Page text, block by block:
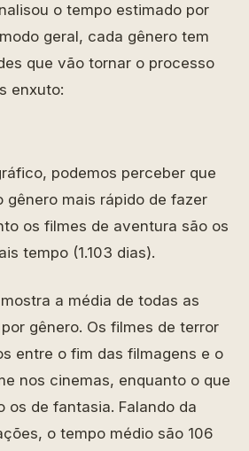
o tempo estimado por
geral, cada gênero tem
que vão tornar o processo
enxuto:
podemos perceber que
gênero mais rápido de fazer
os filmes de aventura são os
tempo (1.103 dias).
a média de todas as
gênero. Os filmes de terror
entre o fim das filmagens e o
nos cinemas, enquanto o que
os de fantasia. Falando da
o tempo médio são 106